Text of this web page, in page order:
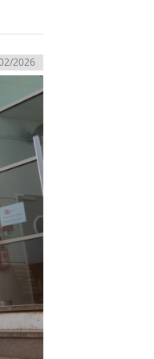
2026